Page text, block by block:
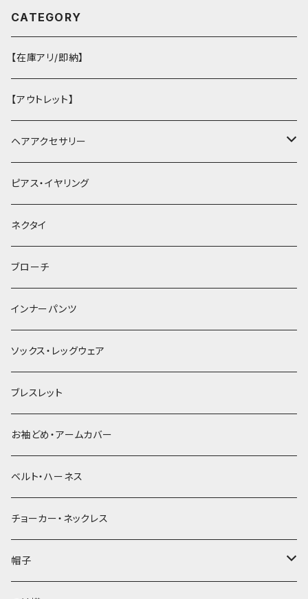
CATEGORY
【在庫アリ/即納】
【アウトレット】
ヘアアクセサリー
ヘアクリップ
ヘッドドレス・カチューシャ
ヘアゴム
簪
ピアス・イヤリング
ネクタイ
ブローチ
インナーパンツ
ソックス・レッグウェア
ブレスレット
お袖どめ・アームカバー
ベルト・ハーネス
チョーカー・ネックレス
帽子